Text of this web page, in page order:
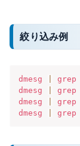
絞り込み例
dmesg grep
dmesg
grep
dmesg
grep
dmesg
grep